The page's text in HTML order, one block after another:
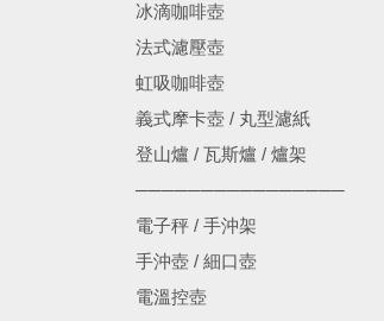
冰滴咖啡壺
法式濾壓壺
虹吸咖啡壺
義式摩卡壺 / 丸型濾紙
登山爐 / 瓦斯爐 / 爐架
────────────────
電子秤 / 手沖架
手沖壺 / 細口壺
電溫控壺